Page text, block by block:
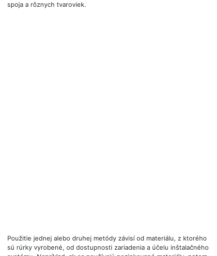
spoja a rôznych tvaroviek.
Použitie jednej alebo druhej metódy závisí od materiálu, z ktorého
sú rúrky vyrobené, od dostupnosti zariadenia a účelu inštalačného